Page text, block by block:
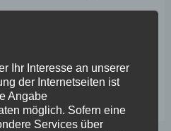
und freue mich auf
für unser schönes Koblenz.“
Ihr Interesse an unserer
der Internetseiten ist
Angabe
möglich. Sofern eine
Services über